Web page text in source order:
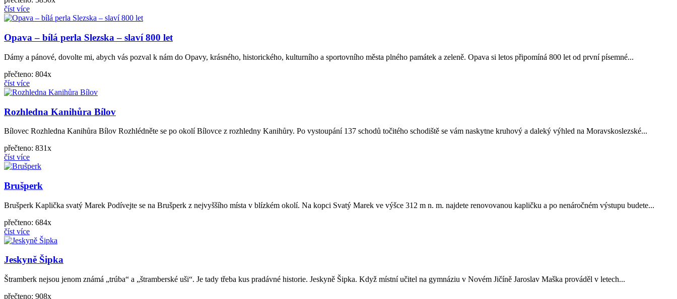
číst více
Opava – bílá perla Slezska – slaví 800 let
Dámy a pánové, dovolte mi, abych vás pozval k nám do Opavy, krásného, historického, kulturního a sportovního města plného památek a zeleně. Opava si letos připomíná 800 let od první písemné...
přečteno: 804x
číst více
Rozhledna Kanihůra Bílov
Bílovec Rozhledna Kanihůra Bílov Rozhlédněte se po okolí Bílovce z rozhledny Kanihůry. Po vystoupání 137 schodů točitého schodiště se vám naskytne kruhový a daleký výhled na Moravskoslezské...
přečteno: 831x
číst více
Brušperk
Brušperk Kaplička svatý Marek Podívejte se na Brušperk z nejvyššího místa v blízkém okolí. Na kopci Svatý Marek ve výšce 312 m n. m. najdete renovovanou kapličku a po nenáročném výstupu budete...
přečteno: 684x
číst více
Jeskyně Šipka
Štramberk nejsou jenom známá „trúba“ a „štramberské uši“. Je tady třeba kus pradávné historie. Jeskyně Šipka. Když místní učitel na gymnáziu v Novém Jičíně Jaroslav Maška prováděl v letech...
přečteno: 908x